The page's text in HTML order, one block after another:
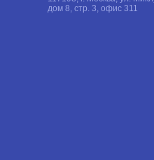
дом 8, стр. 3, офис 311